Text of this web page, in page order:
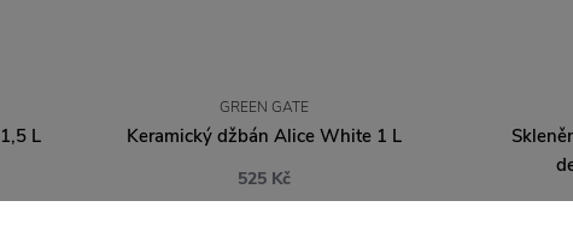
L
GREEN GATE
Keramický džbán Alice White 1 L
525 Kč